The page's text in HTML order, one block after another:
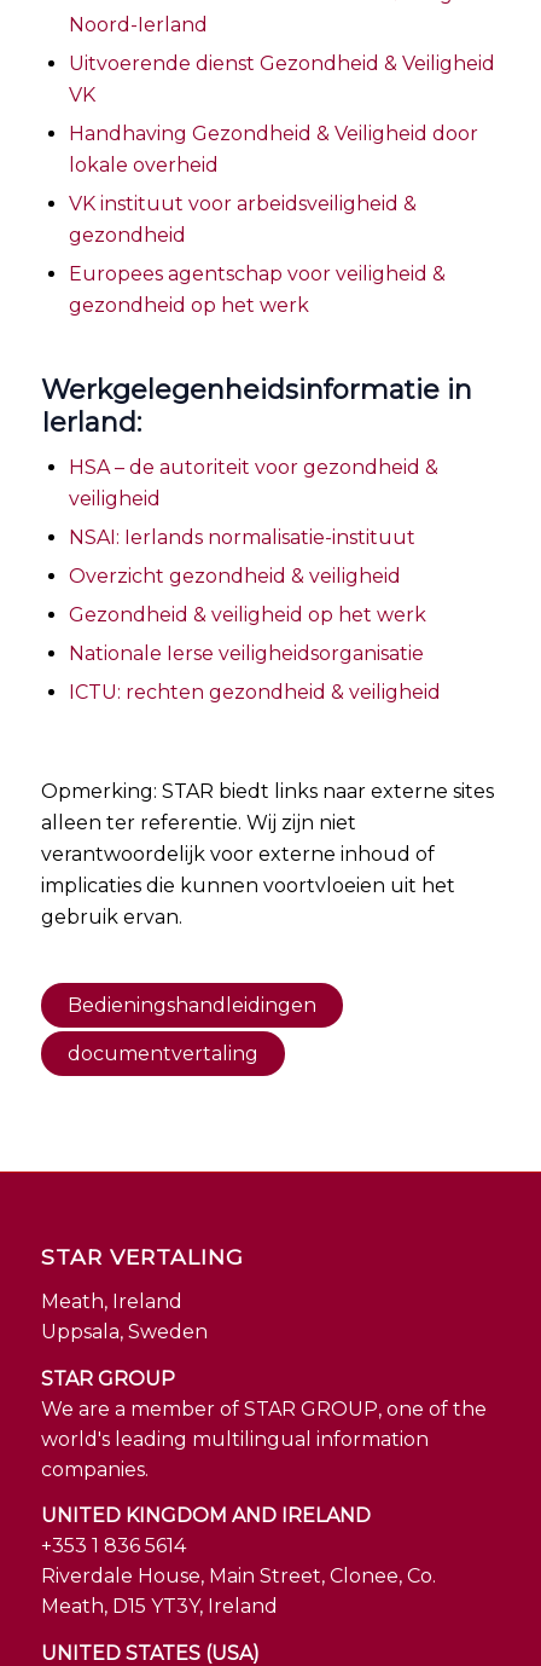
Noord-Ierland
Uitvoerende dienst Gezondheid & Veiligheid
VK
Handhaving Gezondheid & Veiligheid door
lokale overheid
VK instituut voor arbeidsveiligheid &
gezondheid
Europees agentschap voor veiligheid &
gezondheid op het werk
Werkgelegenheidsinformatie in
Ierland:
HSA – de autoriteit voor gezondheid &
veiligheid
NSAI: Ierlands normalisatie-instituut
Overzicht gezondheid & veiligheid
Gezondheid & veiligheid op het werk
Nationale Ierse veiligheidsorganisatie
ICTU: rechten gezondheid & veiligheid
Opmerking: STAR biedt links naar externe sites
alleen ter referentie. Wij zijn niet
verantwoordelijk voor externe inhoud of
implicaties die kunnen voortvloeien uit het
gebruik ervan.
Bedieningshandleidingen
documentvertaling
STAR VERTALING
Meath, Ireland
Uppsala, Sweden
STAR GROUP
We are a member of STAR GROUP, one of the
world's leading multilingual information
companies.
UNITED KINGDOM AND IRELAND
+353 1 836 5614
Riverdale House, Main Street, Clonee, Co.
Meath, D15 YT3Y, Ireland
UNITED STATES (USA)